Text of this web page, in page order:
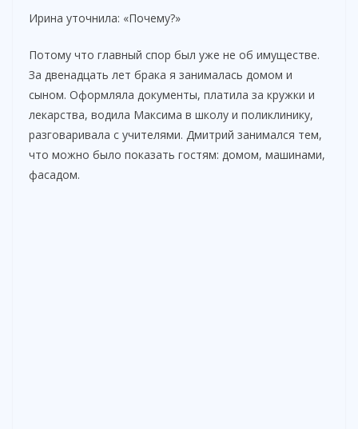
Ирина уточнила: «Почему?»
Потому что главный спор был уже не об имуществе.
За двенадцать лет брака я занималась домом и
сыном. Оформляла документы, платила за кружки и
лекарства, водила Максима в школу и поликлинику,
разговаривала с учителями. Дмитрий занимался тем,
что можно было показать гостям: домом, машинами,
фасадом.